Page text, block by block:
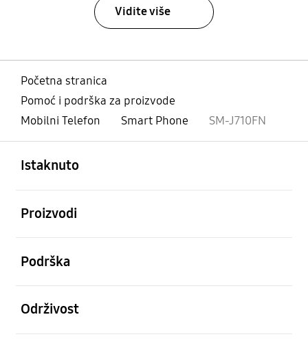
Vidite više
Početna stranica
Pomoć i podrška za proizvode
Mobilni Telefon
Smart Phone SM-J710FN
Istaknuto
Proizvodi
Podrška
Održivost